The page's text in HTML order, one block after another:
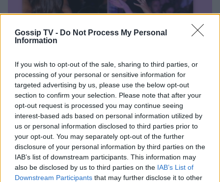
Gossip TV - Do Not Process My Personal
Information
If you wish to opt-out of the sale, sharing to third parties, or
processing of your personal or sensitive information for
targeted advertising by us, please use the below opt-out
section to confirm your selection. Please note that after your
opt-out request is processed you may continue seeing
interest-based ads based on personal information utilized by
us or personal information disclosed to third parties prior to
your opt-out. You may separately opt-out of the further
disclosure of your personal information by third parties on the
IAB’s list of downstream participants. This information may
also be disclosed by us to third parties on the IAB’s List of
Downstream Participants that may further disclose it to other
SHOWBIZ
To κορίτσι του Survivor «ξεσάλωσε» στα
μπουζούκια και με την πιο αποκαλυπτική
του εμφάνιση